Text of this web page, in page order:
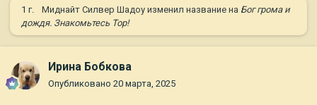
1 г. Миднайт Силвер Шадоу изменил название на Бог грома и
дождя. Знакомьтесь Тор!
Ирина Бобкова
Опубликовано 20 марта, 2025